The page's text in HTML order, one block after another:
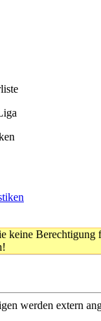
keine Berechtigung
werden extern